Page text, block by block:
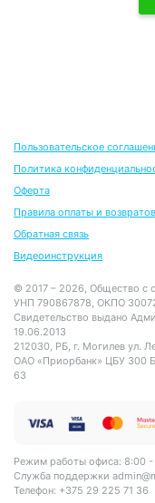
Пользовательское
Политика
Оферта
Правила оплаты и возвратов
Обратная связь
Видеоинструкция
© 2017 – 2026, Общество с
УНП 790867878, ОКПО
Свидетельство выдано
19.06.2013
212030, РБ, г. Могилев ул.
ОАО «Приорбанк» ЦБУ 300
63
Режим работы офиса: 8:00 -
Служба поддержки
Телефон: +375 29 225 71 36